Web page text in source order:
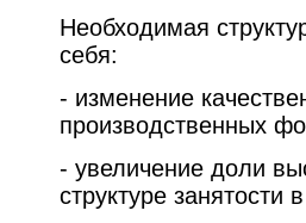
Необходимая
себя:
- изменение
производственных
- увеличение доли
структуре занятости